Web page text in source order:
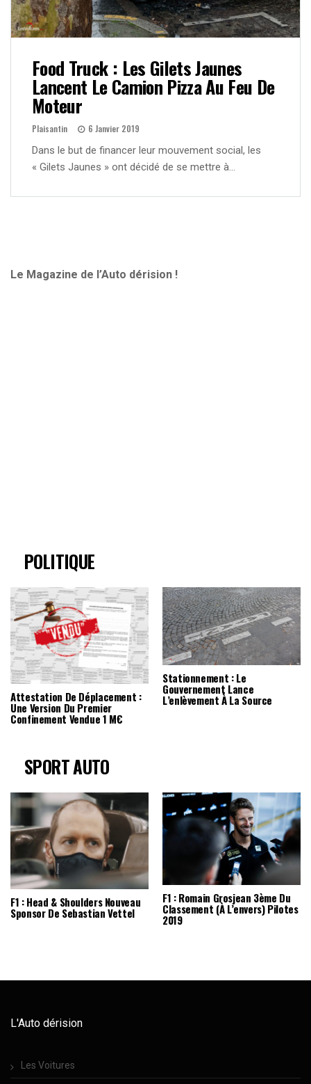
Food Truck : Les Gilets Jaunes
Lancent Le Camion Pizza Au Feu De
Moteur
Plaisantin 6 Janvier 2019
Dans le but de financer leur mouvement social, les
« Gilets Jaunes » ont décidé de se mettre à…
Le Magazine de l’Auto dérision !
POLITIQUE
Attestation De Déplacement :
Une Version Du Premier
Confinement Vendue 1 M€
Stationnement : Le
Gouvernement Lance
L’enlèvement À La Source
SPORT AUTO
F1 : Head & Shoulders Nouveau
Sponsor De Sebastian Vettel
F1 : Romain Grosjean 3ème Du
Classement (à L’envers) Pilotes
2019
L'Auto dérision
Les Voitures